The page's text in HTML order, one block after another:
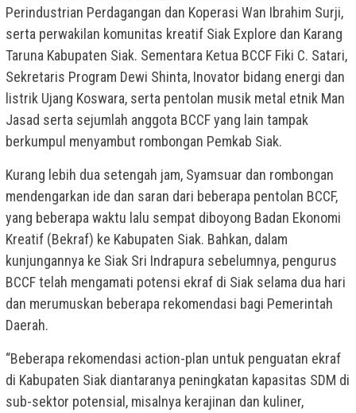
Perindustrian Perdagangan dan Koperasi Wan Ibrahim Surji,
serta perwakilan komunitas kreatif Siak Explore dan Karang
Taruna Kabupaten Siak. Sementara Ketua BCCF Fiki C. Satari,
Sekretaris Program Dewi Shinta, Inovator bidang energi dan
listrik Ujang Koswara, serta pentolan musik metal etnik Man
Jasad serta sejumlah anggota BCCF yang lain tampak
berkumpul menyambut rombongan Pemkab Siak.
Kurang lebih dua setengah jam, Syamsuar dan rombongan
mendengarkan ide dan saran dari beberapa pentolan BCCF,
yang beberapa waktu lalu sempat diboyong Badan Ekonomi
Kreatif (Bekraf) ke Kabupaten Siak. Bahkan, dalam
kunjungannya ke Siak Sri Indrapura sebelumnya, pengurus
BCCF telah mengamati potensi ekraf di Siak selama dua hari
dan merumuskan beberapa rekomendasi bagi Pemerintah
Daerah.
“Beberapa rekomendasi action-plan untuk penguatan ekraf
di Kabupaten Siak diantaranya peningkatan kapasitas SDM di
sub-sektor potensial, misalnya kerajinan dan kuliner,